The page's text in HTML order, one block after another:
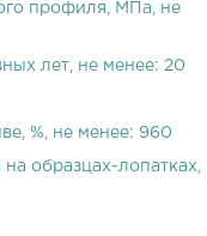
профиля, МПа, не
лет, не менее: 20
%, не менее: 960
образцах-лопатках,